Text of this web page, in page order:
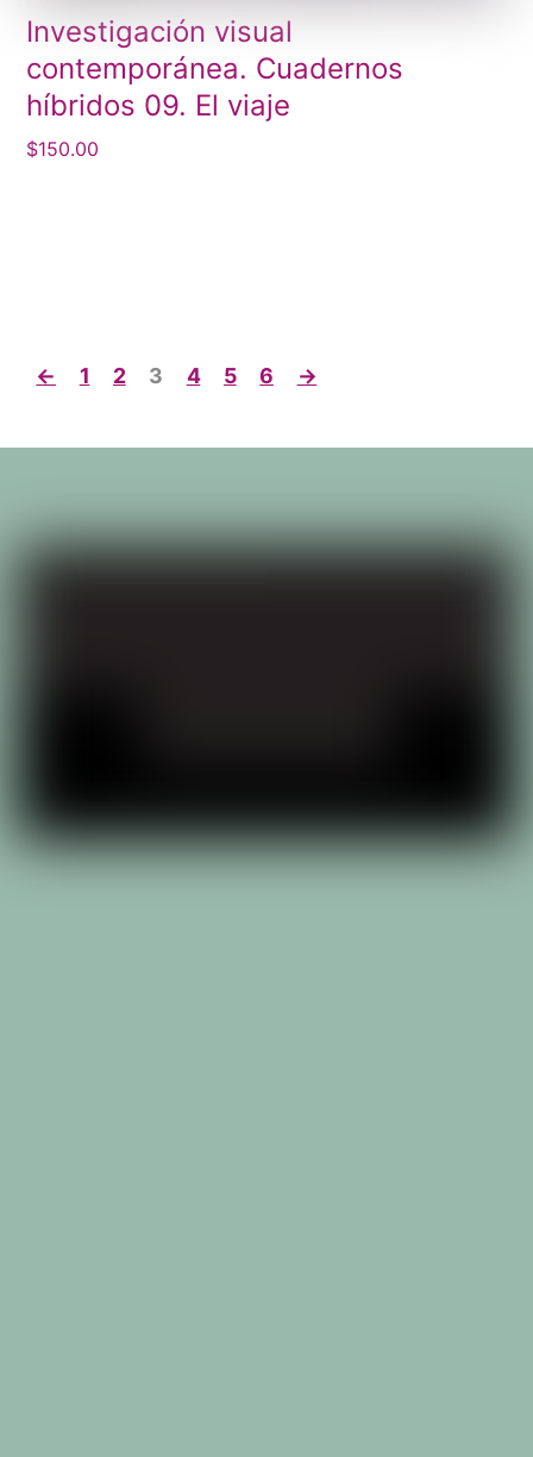
Investigación visual
contemporánea. Cuadernos
híbridos 09. El viaje
$150.00
← 1 2 3 4 5 6 →